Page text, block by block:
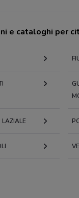
e cataloghi per